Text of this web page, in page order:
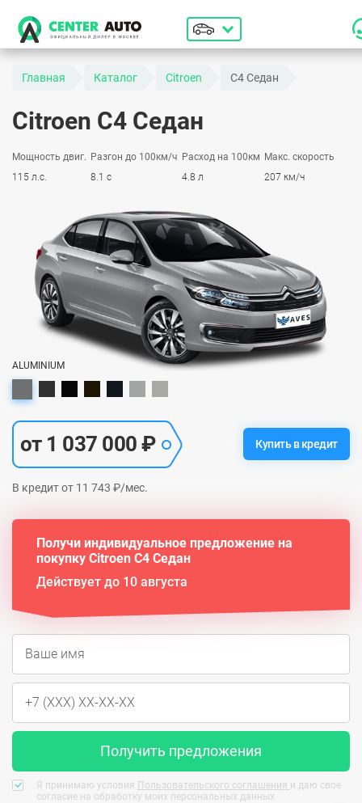
Главная Каталог Citroen C4 Седан
Citroen C4 Седан
Мощность двиг.
115 л.с.
Разгон до 100км/ч
8.1 с
Расход на 100км
4.8 л
Макс. скорость
207 км/ч
ALUMINIUM
от 1 037 000 ₽ Купить в кредит
В кредит от 11 743 ₽/мес.
Получи индивидуальное предложение на
покупку Citroen C4 Седан
Действует до 10 августа
Получить предложения
Я принимаю условия Пользовательского соглашения и даю свое
согласие на обработку моих персональных данных